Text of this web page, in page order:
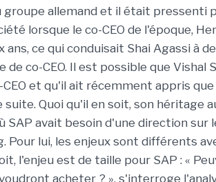
allemand et il était pressenti
lorsque le co-CEO de l'époque,
ce qui conduisait Shai Agassi à
co-CEO. Il est possible que Vishal
et qu'il ait récemment appris que
Quoi qu'il en soit, son héritage
avait besoin d'une direction sur
Pour lui, les enjeux sont différents
l'enjeu est de taille pour SAP : «
acheter ? », s'interroge